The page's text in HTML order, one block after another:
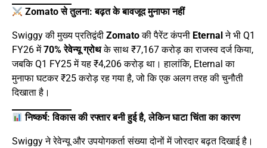
Zomato से तुलना: बढ़त के बावजूद मुनाफा नहीं
Swiggy की मुख्य प्रतिद्वंदी Zomatoकी पैरेंट कंपनी Eternal ने भी Q1
FY26 में70% रेवेन्यू ग्रोथके साथ ₹7,167 करोड़ का राजस्व दर्ज किया,
जबकि Q1 FY25 में यह ₹4,206 करोड़ था। हालांकि, Eternal का
मुनाफा घटकर ₹25 करोड़ रह गया है, जो कि एक अलग तरह की चुनौती
दिखाता है।
निष्कर्ष: विकास की रफ्तार बनी हुई है, लेकिन घाटा चिंता का कारण
Swiggy ने रेवेन्यू और उपयोगकर्ता संख्या दोनों में जोरदार बढ़त दिखाई है।